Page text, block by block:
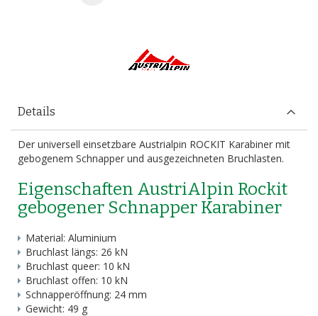
Details
Der universell einsetzbare Austrialpin ROCKIT Karabiner mit
gebogenem Schnapper und ausgezeichneten Bruchlasten.
Eigenschaften AustriAlpin Rockit
gebogener Schnapper Karabiner
Material: Aluminium
Bruchlast längs: 26 kN
Bruchlast queer: 10 kN
Bruchlast offen: 10 kN
Schnapperöffnung: 24 mm
Gewicht: 49 g